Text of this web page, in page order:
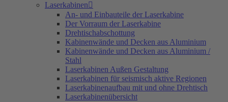
Laserkabinen
An- und Einbauteile der Laserkabine
Der Vorraum der Laserkabine
Drehtischabschottung
Kabinenwände und Decken aus Aluminium
Kabinenwände und Decken aus Aluminium /
Stahl
Laserkabinen Außen Gestaltung
Laserkabinen für seismisch aktive Regionen
Laserkabinenaufbau mit und ohne Drehtisch
Laserkabinenübersicht